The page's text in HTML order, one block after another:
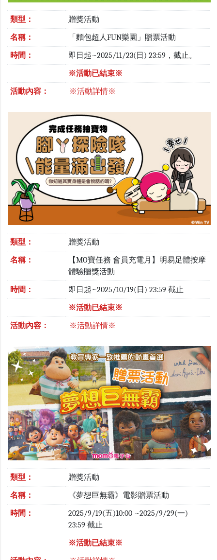
類型： 贈獎活動
名稱： 「麵包超人FUN樂園」贈票活動
時間： 即日起~2025/11/23(日) 23:59，截止。
※活動已結束※
活動內容： ※活動詳情※
類型： 贈獎活動
名稱：
【MO寶任務 會員充電月】明易足體按摩
體驗贈獎活動
時間： 即日起~2025/10/19(日) 23:59 截止
※活動已結束※
活動內容： ※活動詳情※
類型： 贈獎活動
名稱： 《夢想巨無霸》電影贈票活動
時間：
2025/9/19(五)10:00 ~2025/9/29(一)
23:59 截止
※活動已結束※